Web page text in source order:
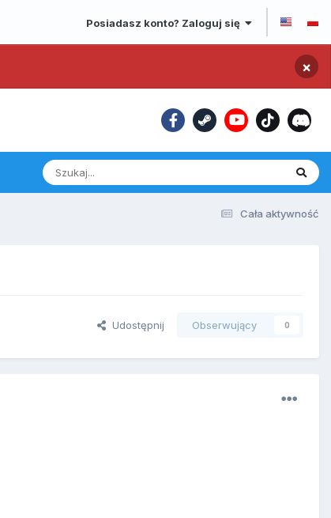
Posiadasz konto? Zaloguj się
×
Cała aktywność
Udostępnij Obserwujący 0